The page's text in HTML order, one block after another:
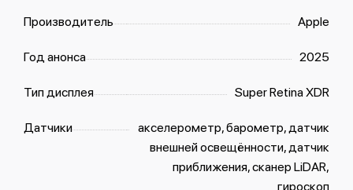
Производитель Apple
Год анонса 2025
Тип дисплея Super Retina XDR
Датчики
акселерометр, барометр, датчик
внешней освещённости, датчик
приближения, сканер LiDAR,
гироскоп